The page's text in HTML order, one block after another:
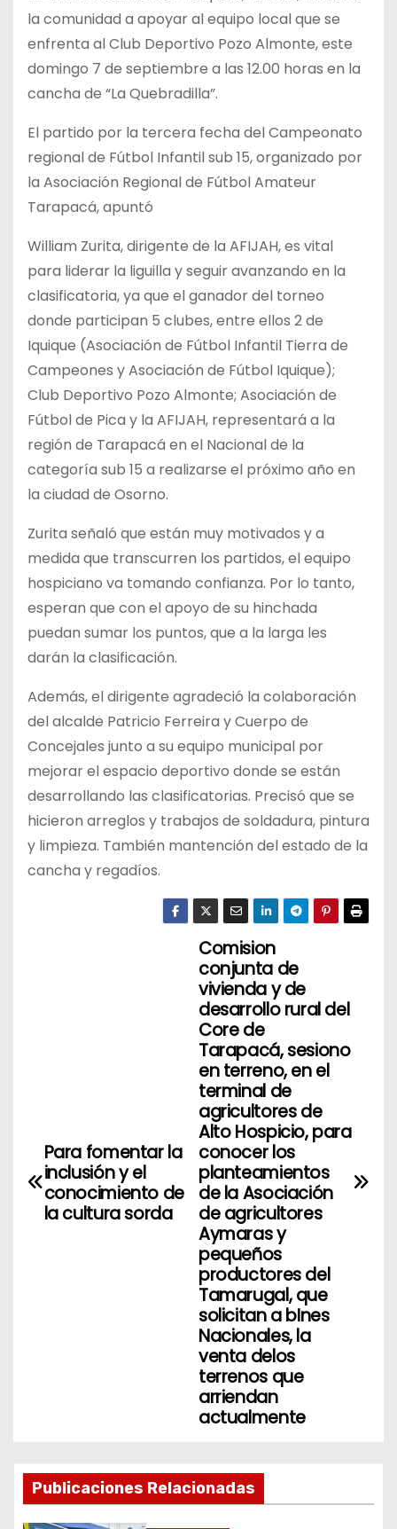
la comunidad a apoyar al equipo local que se
enfrenta al Club Deportivo Pozo Almonte, este
domingo 7 de septiembre a las 12.00 horas en la
cancha de “La Quebradilla”.
El partido por la tercera fecha del Campeonato
regional de Fútbol Infantil sub 15, organizado por
la Asociación Regional de Fútbol Amateur
Tarapacá, apuntó
William Zurita, dirigente de la AFIJAH, es vital
para liderar la liguilla y seguir avanzando en la
clasificatoria, ya que el ganador del torneo
donde participan 5 clubes, entre ellos 2 de
Iquique (Asociación de Fútbol Infantil Tierra de
Campeones y Asociación de Fútbol Iquique);
Club Deportivo Pozo Almonte; Asociación de
Fútbol de Pica y la AFIJAH, representará a la
región de Tarapacá en el Nacional de la
categoría sub 15 a realizarse el próximo año en
la ciudad de Osorno.
Zurita señaló que están muy motivados y a
medida que transcurren los partidos, el equipo
hospiciano va tomando confianza. Por lo tanto,
esperan que con el apoyo de su hinchada
puedan sumar los puntos, que a la larga les
darán la clasificación.
Además, el dirigente agradeció la colaboración
del alcalde Patricio Ferreira y Cuerpo de
Concejales junto a su equipo municipal por
mejorar el espacio deportivo donde se están
desarrollando las clasificatorias. Precisó que se
hicieron arreglos y trabajos de soldadura, pintura
y limpieza. También mantención del estado de la
cancha y regadíos.
c
t
r
Comision
conjunta de
vivienda y de
desarrollo rural del
Core de
Tarapacá, sesiono
en terreno, en el
terminal de
agricultores de
Alto Hospicio, para
conocer los
planteamientos
de la Asociación
de agricultores
Aymaras y
pequeños
productores del
Tamarugal, que
solicitan a bInes
Nacionales, la
venta delos
terrenos que
arriendan
actualmente
Para fomentar la
inclusión y el
conocimiento de
la cultura sorda
Publicaciones Relacionadas